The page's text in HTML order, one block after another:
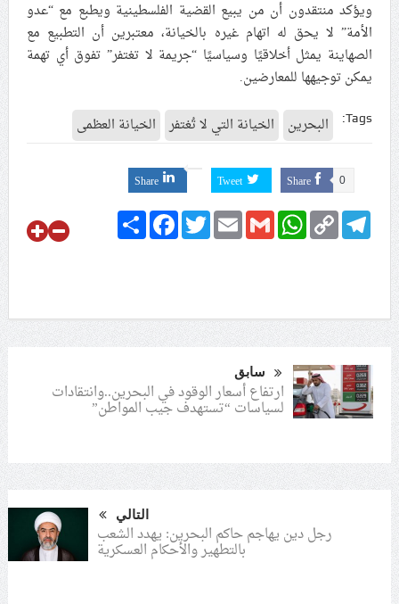
ويؤكد منتقدون أن من يبيع القضية الفلسطينية ويطبع مع “عدو
الأمة” لا يحق له اتهام غيره بالخيانة، معتبرين أن التطبيع مع
الصهاينة يمثل أخلاقيًا وسياسيًا “جريمة لا تغتفر” تفوق أي تهمة
يمكن توجيهها للمعارضين.
Tags: البحرين الخيانة التي لا تُغتفر الخيانة العظمى
Share 0
Tweet
Share
ShareFacebookTwitterEmailGmail
WhatsApp Copy
Link
Telegram
سابق
ارتفاع أسعار الوقود في البحرين..وانتقادات
لسياسات “تستهدف جيب المواطن”
التالي
رجل دين يهاجم حاكم البحرين: يهدد الشعب
بالتطهير والأحكام العسكرية